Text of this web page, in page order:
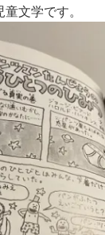
文学です。